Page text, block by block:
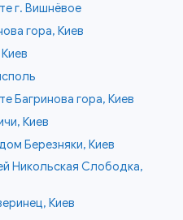
г. Вишнёвое
гора, Киев
Багринова гора, Киев
Киев
Березняки, Киев
Никольская Слободка,
Киев